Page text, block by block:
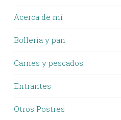
Acerca de mí
Bollería y pan
Carnes y pescados
Entrantes
Otros Postres